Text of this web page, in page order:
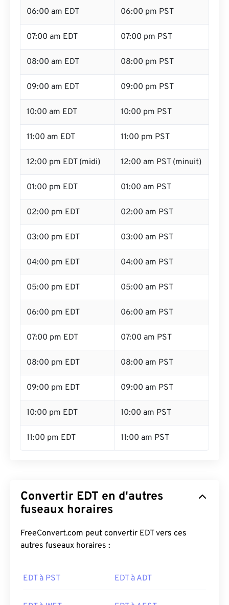
06:00 am EDT 06:00 pm PST
07:00 am EDT 07:00 pm PST
08:00 am EDT 08:00 pm PST
09:00 am EDT 09:00 pm PST
10:00 am EDT 10:00 pm PST
11:00 am EDT 11:00 pm PST
12:00 pm EDT (midi) 12:00 am PST (minuit)
01:00 pm EDT 01:00 am PST
02:00 pm EDT 02:00 am PST
03:00 pm EDT 03:00 am PST
04:00 pm EDT 04:00 am PST
05:00 pm EDT 05:00 am PST
06:00 pm EDT 06:00 am PST
07:00 pm EDT 07:00 am PST
08:00 pm EDT 08:00 am PST
09:00 pm EDT 09:00 am PST
10:00 pm EDT 10:00 am PST
11:00 pm EDT 11:00 am PST
Convertir EDT en d'autres
fuseaux horaires
FreeConvert.com peut convertir EDT vers ces
autres fuseaux horaires :
EDT à PST EDT à ADT